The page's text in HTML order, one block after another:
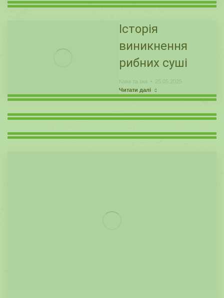
Історія
виникнення
рибних суші
Кава та їжа
25.05.2025
Читати далі